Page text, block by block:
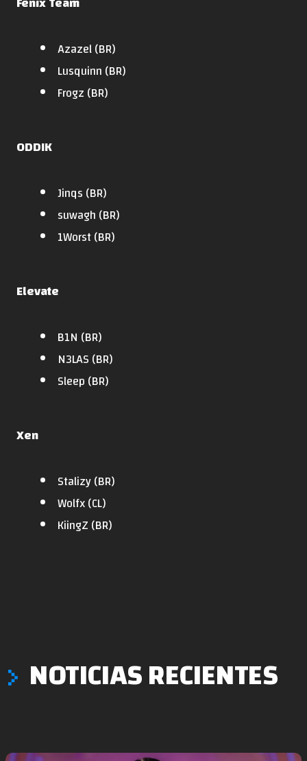
Azazel (BR)
Lusquinn (BR)
Frogz (BR)
ODDIK
Jinqs (BR)
suwagh (BR)
1Worst (BR)
Elevate
B1N (BR)
N3LAS (BR)
Sleep (BR)
Xen
Stalizy (BR)
Wolfx (CL)
KiingZ (BR)
NOTICIAS RECIENTES